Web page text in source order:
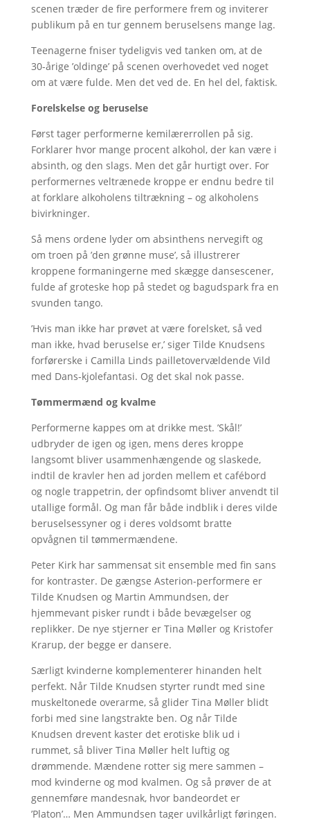
scenen træder de fire performere frem og inviterer
publikum på en tur gennem beruselsens mange lag.
Teenagerne fniser tydeligvis ved tanken om, at de
30-årige ’oldinge’ på scenen overhovedet ved noget
om at være fulde. Men det ved de. En hel del, faktisk.
Forelskelse og beruselse
Først tager performerne kemilærerrollen på sig.
Forklarer hvor mange procent alkohol, der kan være i
absinth, og den slags. Men det går hurtigt over. For
performernes veltrænede kroppe er endnu bedre til
at forklare alkoholens tiltrækning – og alkoholens
bivirkninger.
Så mens ordene lyder om absinthens nervegift og
om troen på ’den grønne muse’, så illustrerer
kroppene formaningerne med skægge dansescener,
fulde af groteske hop på stedet og bagudspark fra en
svunden tango.
’Hvis man ikke har prøvet at være forelsket, så ved
man ikke, hvad beruselse er,’ siger Tilde Knudsens
forførerske i Camilla Linds pailletovervældende Vild
med Dans-kjolefantasi. Og det skal nok passe.
Tømmermænd og kvalme
Performerne kappes om at drikke mest. ’Skål!’
udbryder de igen og igen, mens deres kroppe
langsomt bliver usammenhængende og slaskede,
indtil de kravler hen ad jorden mellem et cafébord
og nogle trappetrin, der opfindsomt bliver anvendt til
utallige formål. Og man får både indblik i deres vilde
beruselsessyner og i deres voldsomt bratte
opvågnen til tømmermændene.
Peter Kirk har sammensat sit ensemble med fin sans
for kontraster. De gængse Asterion-performere er
Tilde Knudsen og Martin Ammundsen, der
hjemmevant pisker rundt i både bevægelser og
replikker. De nye stjerner er Tina Møller og Kristofer
Krarup, der begge er dansere.
Særligt kvinderne komplementerer hinanden helt
perfekt. Når Tilde Knudsen styrter rundt med sine
muskeltonede overarme, så glider Tina Møller blidt
forbi med sine langstrakte ben. Og når Tilde
Knudsen drevent kaster det erotiske blik ud i
rummet, så bliver Tina Møller helt luftig og
drømmende. Mændene rotter sig mere sammen –
mod kvinderne og mod kvalmen. Og så prøver de at
gennemføre mandesnak, hvor bandeordet er
’Platon’… Men Ammundsen tager uvilkårligt føringen.